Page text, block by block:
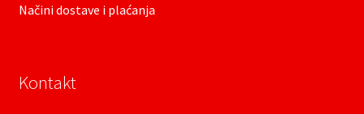
Načini dostave i plaćanja
Kontakt